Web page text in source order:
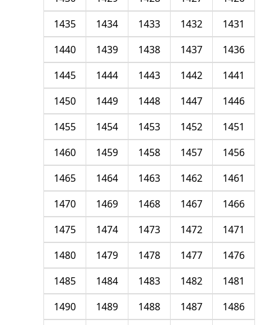
1431
1432
1433
1434
1435
1436
1437
1438
1439
1440
1441
1442
1443
1444
1445
1446
1447
1448
1449
1450
1451
1452
1453
1454
1455
1456
1457
1458
1459
1460
1461
1462
1463
1464
1465
1466
1467
1468
1469
1470
1471
1472
1473
1474
1475
1476
1477
1478
1479
1480
1481
1482
1483
1484
1485
1486
1487
1488
1489
1490